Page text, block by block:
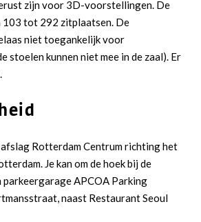
zijn voor 3D-voorstellingen. De
103 tot 292 zitplaatsen. De
niet toegankelijk voor
stoelen kunnen niet mee in de zaal). Er
Rotterdam Centrum richting het
Je kan om de hoek bij de
parkeergarage APCOA Parking
naast Restaurant Seoul